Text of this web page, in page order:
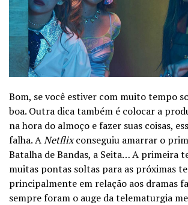
Bom, se você estiver com muito tempo
boa. Outra dica também é colocar a
na hora do almoço e fazer suas coisas,
falha. ANetflixconseguiu amarrar o
Batalha de Bandas, a Seita… A primeira
muitas pontas soltas para as próximas
principalmente em relação aos dramas
sempre foram o auge da telematurgia